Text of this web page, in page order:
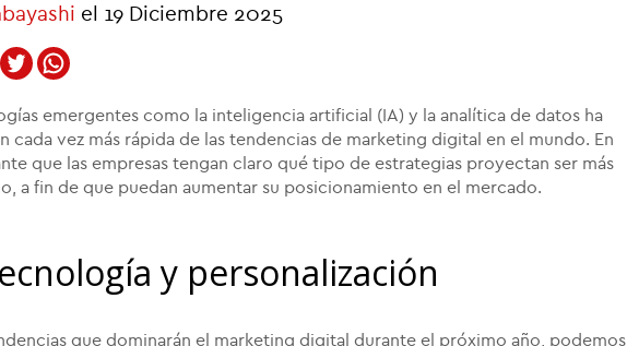
el 19 Diciembre 2025
emergentes como la inteligencia artificial (IA) y la analítica de datos ha
cada vez más rápida de las tendencias de marketing digital en el mundo. En
que las empresas tengan claro qué tipo de estrategias proyectan ser más
a fin de que puedan aumentar su posicionamiento en el mercado.
y personalización
que dominarán el marketing digital durante el próximo año, podemos